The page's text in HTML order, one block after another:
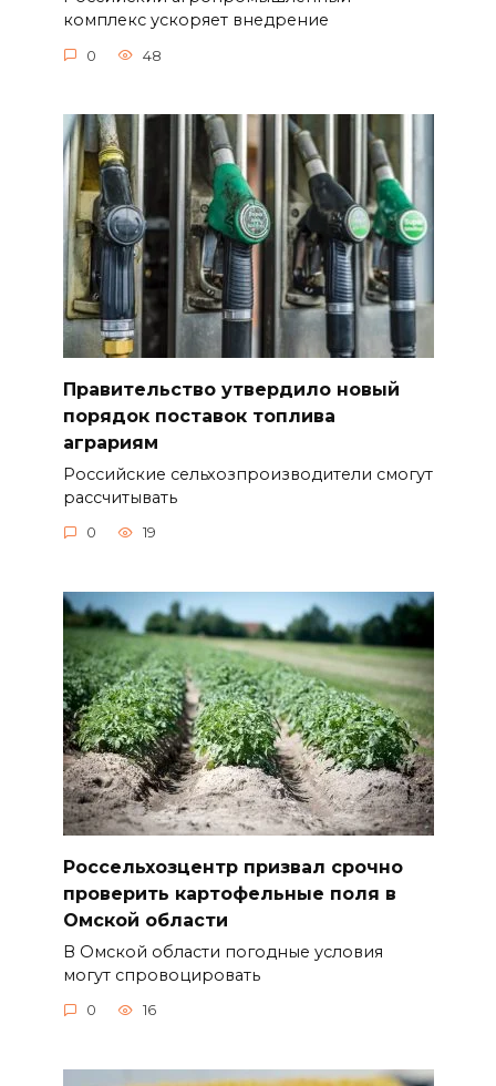
комплекс ускоряет внедрение
0 48
Правительство утвердило новый
порядок поставок топлива
аграриям
Российские сельхозпроизводители смогут
рассчитывать
0 19
Россельхозцентр призвал срочно
проверить картофельные поля в
Омской области
В Омской области погодные условия
могут спровоцировать
0 16